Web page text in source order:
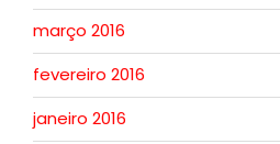
março 2016
fevereiro 2016
janeiro 2016